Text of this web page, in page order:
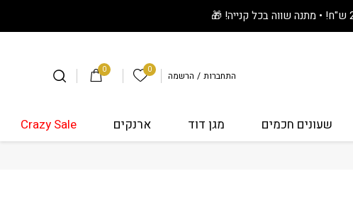
0 0 הרשימה שלי התחברות / הרשמה
שעונים חכמים מגן דוד ארנקים Crazy Sale